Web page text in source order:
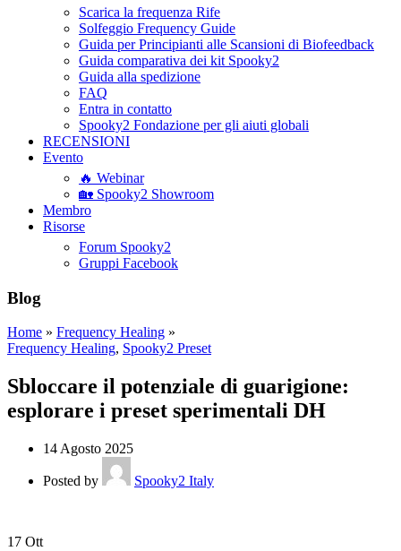
Scarica la frequenza Rife
Solfeggio Frequency Guide
Guida per Principianti alle Scansioni di Biofeedback
Guida comparativa dei kit Spooky2
Guida alla spedizione
FAQ
Entra in contatto
Spooky2 Fondazione per gli aiuti globali
RECENSIONI
Evento
🔥 Webinar
🏡 Spooky2 Showroom
Membro
Risorse
Forum Spooky2
Gruppi Facebook
Blog
Home » Frequency Healing »
Frequency Healing, Spooky2 Preset
Sbloccare il potenziale di guarigione:
esplorare i preset sperimentali DH
14 Agosto 2025
Posted by Spooky2 Italy
17 Ott